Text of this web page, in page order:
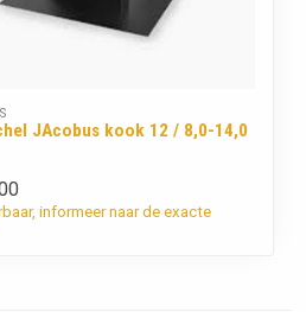
JAcobus kook 12 / 8,0-14,0
informeer naar de exacte